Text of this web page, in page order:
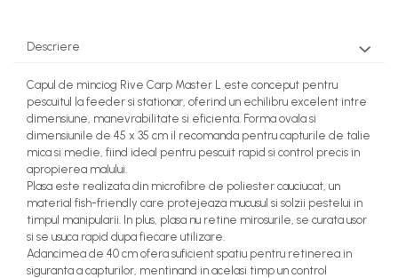
Descriere
Capul de minciog Rive Carp Master L este conceput pentru
pescuitul la feeder si stationar, oferind un echilibru excelent intre
dimensiune, manevrabilitate si eficienta. Forma ovala si
dimensiunile de 45 x 35 cm il recomanda pentru capturile de talie
mica si medie, fiind ideal pentru pescuit rapid si control precis in
apropierea malului.
Plasa este realizata din microfibre de poliester cauciucat, un
material fish-friendly care protejeaza mucusul si solzii pestelui in
timpul manipularii. In plus, plasa nu retine mirosurile, se curata usor
si se usuca rapid dupa fiecare utilizare.
Adancimea de 40 cm ofera suficient spatiu pentru retinerea in
siguranta a capturilor, mentinand in acelasi timp un control